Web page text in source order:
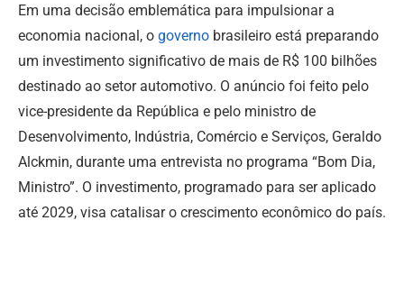
Em uma decisão emblemática para impulsionar a
economia nacional, o governo brasileiro está preparando
um investimento significativo de mais de R$ 100 bilhões
destinado ao setor automotivo. O anúncio foi feito pelo
vice-presidente da República e pelo ministro de
Desenvolvimento, Indústria, Comércio e Serviços, Geraldo
Alckmin, durante uma entrevista no programa “Bom Dia,
Ministro”. O investimento, programado para ser aplicado
até 2029, visa catalisar o crescimento econômico do país.